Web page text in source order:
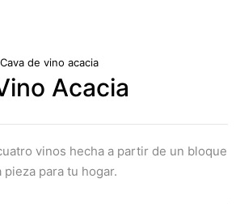
Cava de vino acacia
Acacia
vinos hecha a partir de un bloque
para tu hogar.